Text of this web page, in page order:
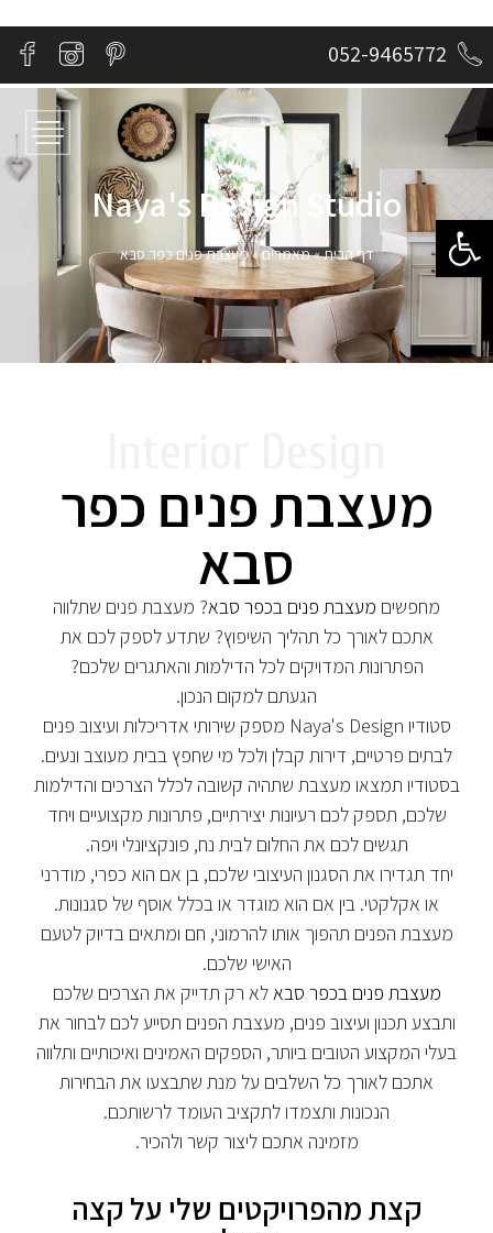
פתח סרגל נגישות
052-9465772
Naya's Design Studio​
דף הבית»מאמרים»מעצבת פנים כפר סבא
מעצבת פנים כפר
סבא
מחפשים מעצבת פנים בכפר סבא? מעצבת פנים שתלווה
אתכם לאורך כל תהליך השיפוץ? שתדע לספק לכם את
הפתרונות המדויקים לכל הדילמות והאתגרים שלכם?
הגעתם למקום הנכון.
סטודיו Naya's Design מספק שירותי אדריכלות ועיצוב פנים
לבתים פרטיים, דירות קבלן ולכל מי שחפץ בבית מעוצב ונעים.
בסטודיו תמצאו מעצבת שתהיה קשובה לכלל הצרכים והדילמות
שלכם, תספק לכם רעיונות יצירתיים, פתרונות מקצועיים ויחד
תגשים לכם את החלום לבית נח, פונקציונלי ויפה.
יחד תגדירו את הסגנון העיצובי שלכם, בן אם הוא כפרי, מודרני
או אקלקטי. בין אם הוא מוגדר או בכלל אוסף של סגנונות.
מעצבת הפנים תהפוך אותו להרמוני, חם ומתאים בדיוק לטעם
האישי שלכם.
מעצבת פנים בכפר סבאלא רק תדייק את הצרכים שלכם
ותבצע תכנון ועיצוב פנים, מעצבת הפנים תסייע לכם לבחור את
בעלי המקצוע הטובים ביותר, הספקים האמינים ואיכותיים ותלווה
אתכם לאורך כל השלבים על מנת שתבצעו את הבחירות
הנכונות ותצמדו לתקציב העומד לרשותכם.
מזמינה אתכם ליצור קשר ולהכיר.
קצת מהפרויקטים שלי על קצה